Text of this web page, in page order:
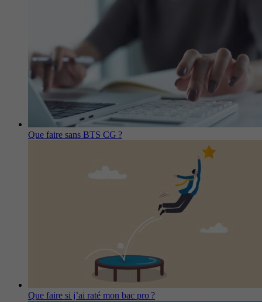
Que faire sans BTS CG ?
Que faire si j’ai raté mon bac pro ?